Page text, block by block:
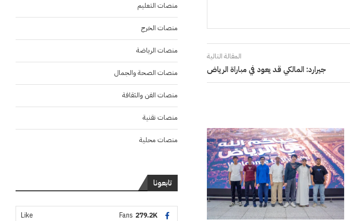
المقالة التالية
جيرارد: المالكي قد يعود في مباراة الرياض
منصات التعليم
منصات الخرج
منصات الرياضة
منصات الصحة والجمال
منصات الفن والثقافة
منصات تقنية
منصات محلية
تابعونا
279.2K
Fans
Like